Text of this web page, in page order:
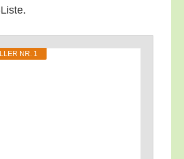
NR. 1